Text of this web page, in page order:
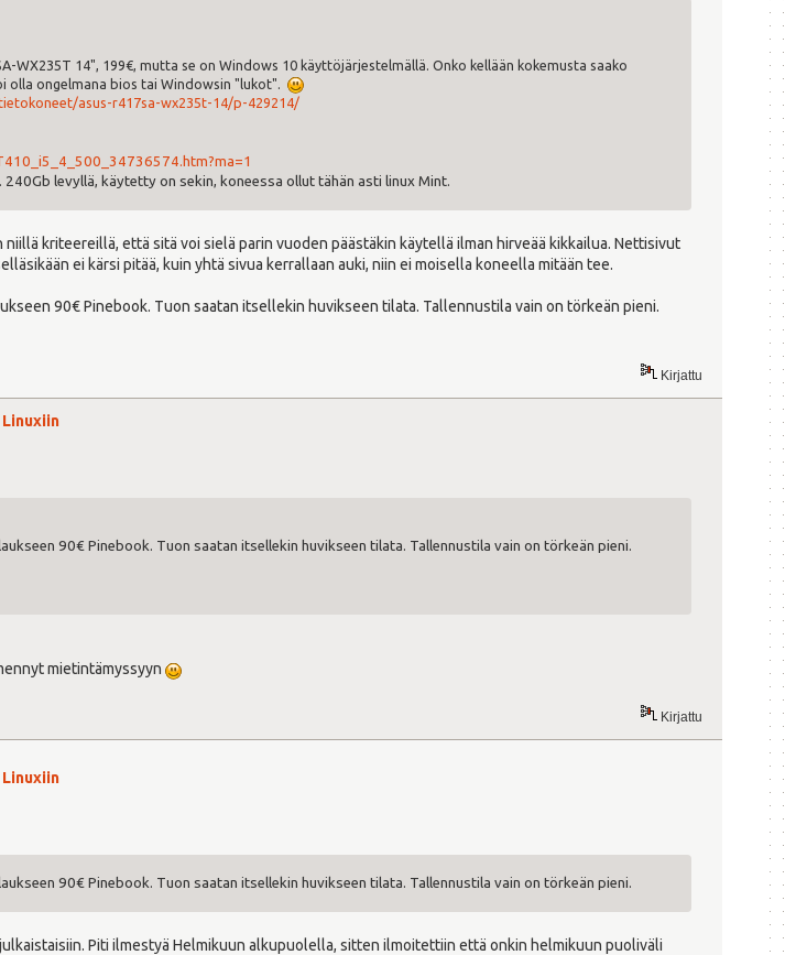
WX235T 14", 199€, mutta se on Windows 10 käyttöjärjestelmällä. Onko kellään kokemusta saako
olla ongelmana bios tai Windowsin "lukot".
asus-r417sa-wx235t-14/p-429214/
levyllä, käytetty on sekin, koneessa ollut tähän asti linux Mint.
kriteereillä, että sitä voi sielä parin vuoden päästäkin käytellä ilman hirveää kikkailua. Nettisivut
ei kärsi pitää, kuin yhtä sivua kerrallaan auki, niin ei moisella koneella mitään tee.
90€ Pinebook. Tuon saatan itsellekin huvikseen tilata. Tallennustila vain on törkeän pieni.
Kirjattu
Linuxiin
90€ Pinebook. Tuon saatan itsellekin huvikseen tilata. Tallennustila vain on törkeän pieni.
mietintämyssyyn
Kirjattu
Linuxiin
90€ Pinebook. Tuon saatan itsellekin huvikseen tilata. Tallennustila vain on törkeän pieni.
Piti ilmestyä Helmikuun alkupuolella, sitten ilmoitettiin että onkin helmikuun puoliväli